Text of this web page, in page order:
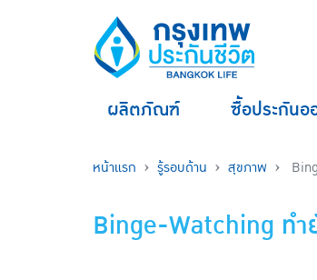
ผลิตภัณฑ์ ซื้อประกันอ
หน้าแรก รู้รอบด้าน สุขภาพ
Binge-Watching ทำ